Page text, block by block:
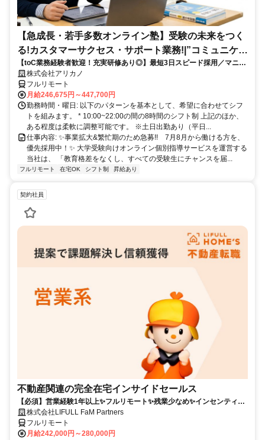
【急成長・若手多数オンライン塾】受験の未来をつく
る!カスタマーサクセス・サポート業務!|”コミュニケー
ション”が好きな方!|「フルリモート勤務」
【toC業務経験者歓迎！充実研修あり◎】最短3日スピード採用／マニュ
アル化が進んでいて、迷わず働ける環境です！
株式会社アリカノ
フルリモート
月給246,675円～447,700円
勤務時間・曜日: 以下のパターンを基本として、希望に合わせてシフ
トを組みます。 * 10:00~22:00の間の8時間のシフト制 上記のほか、
ある程度は柔軟に調整可能です。 ※土日出勤あり（平日...
仕事内容: ✨️事業拡大&繁忙期のため急募!! 7月8月から働ける方を、
優先採用中！✨️ 大学受験向けオンライン個別指導サービスを運営する
当社は、 「教育格差をなくし、すべての受験生にチャンスを届...
フルリモート 在宅OK シフト制 昇給あり
契約社員
不動産関連の完全在宅インサイドセールス
【必須】営業経験1年以上✨フルリモート✨残業少なめ✨インセンティブ
有 株式会社LIFULL FaM Partners
フルリモート
月給242,000円～280,000円